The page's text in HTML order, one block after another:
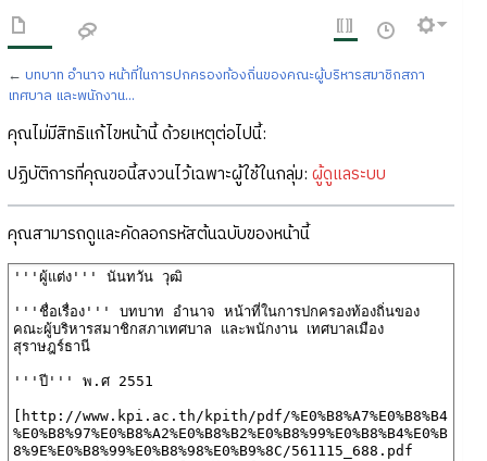
← บทบาท อำนาจ หน้าที่ในการปกครองท้องถิ่นของคณะผู้บริหารสมาชิกสภา
เทศบาล และพนักงาน...
คุณไม่มีสิทธิแก้ไขหน้านี้ ด้วยเหตุต่อไปนี้:
ปฏิบัติการที่คุณขอนี้สงวนไว้เฉพาะผู้ใช้ในกลุ่ม: ผู้ดูแลระบบ
คุณสามารถดูและคัดลอกรหัสต้นฉบับของหน้านี้